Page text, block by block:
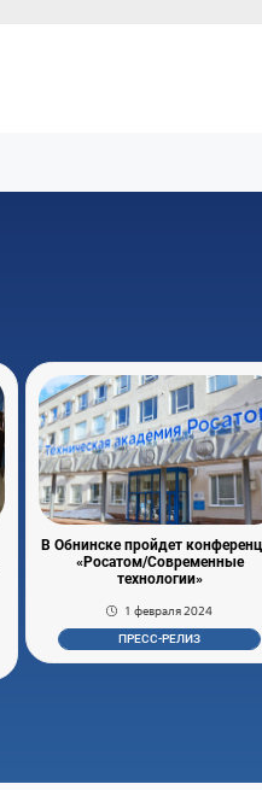
В Обнинске пройдет
«Росатом/Современные
технологии»
1 февраля 2024
ПРЕСС-РЕЛИЗ